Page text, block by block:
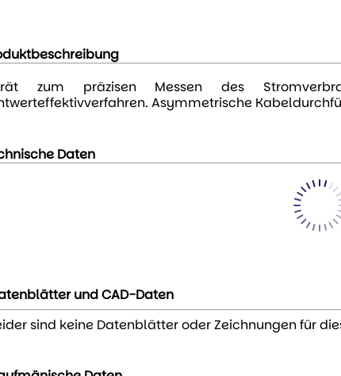
zum präzisen Messen des
Asymmetrische
Daten
und CAD-Daten
sind keine Datenblätter oder Zeichnungen für